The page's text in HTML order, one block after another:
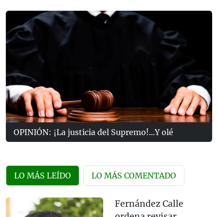
OPINIÓN: ¡La justicia del Supremo!...Y olé
LO MÁS LEÍDO LO MÁS COMENTADO
Fernández Calle